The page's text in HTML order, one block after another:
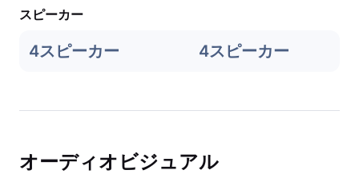
スピーカー
4スピーカー 4スピーカー
オーディオビジュアル